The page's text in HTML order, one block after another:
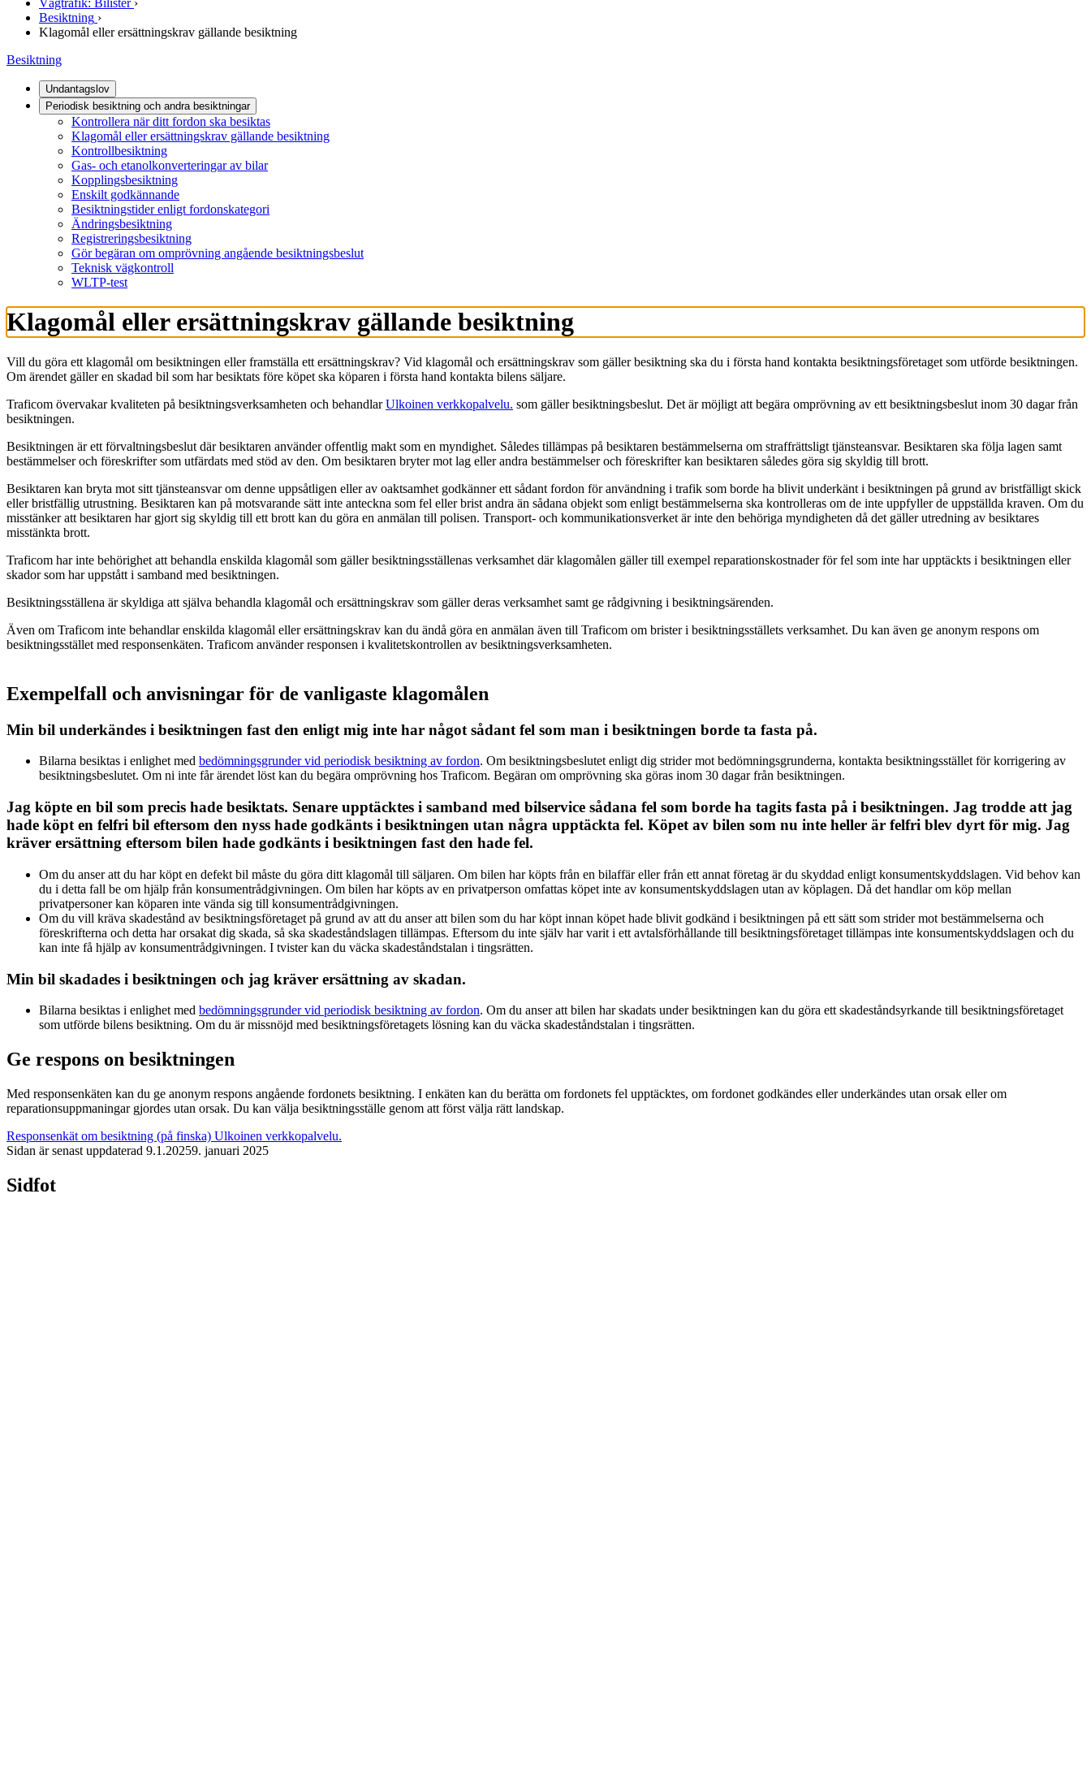
Vägtrafik: Bilister ›
Besiktning ›
Klagomål eller ersättningskrav gällande besiktning
Besiktning
Undantagslov
Periodisk besiktning och andra besiktningar
Kontrollera när ditt fordon ska besiktas
Klagomål eller ersättningskrav gällande besiktning
Kontrollbesiktning
Gas- och etanolkonverteringar av bilar
Kopplingsbesiktning
Enskilt godkännande
Besiktningstider enligt fordonskategori
Ändringsbesiktning
Registreringsbesiktning
Gör begäran om omprövning angående besiktningsbeslut
Teknisk vägkontroll
WLTP-test
Klagomål eller ersättningskrav gällande besiktning
Vill du göra ett klagomål om besiktningen eller framställa ett ersättningskrav? Vid klagomål och ersättningskrav som gäller besiktning ska du i första hand kontakta besiktningsföretaget som utförde besiktningen.
Om ärendet gäller en skadad bil som har besiktats före köpet ska köparen i första hand kontakta bilens säljare.
Traficom övervakar kvaliteten på besiktningsverksamheten och behandlarUlkoinen verkkopalvelu. som gäller besiktningsbeslut. Det är möjligt att begära omprövning av ett besiktningsbeslut inom 30 dagar från
besiktningen.
Besiktningen är ett förvaltningsbeslut där besiktaren använder offentlig makt som en myndighet. Således tillämpas på besiktaren bestämmelserna om straffrättsligt tjänsteansvar. Besiktaren ska följa lagen samt
bestämmelser och föreskrifter som utfärdats med stöd av den. Om besiktaren bryter mot lag eller andra bestämmelser och föreskrifter kan besiktaren således göra sig skyldig till brott.
Besiktaren kan bryta mot sitt tjänsteansvar om denne uppsåtligen eller av oaktsamhet godkänner ett sådant fordon för användning i trafik som borde ha blivit underkänt i besiktningen på grund av bristfälligt skick
eller bristfällig utrustning. Besiktaren kan på motsvarande sätt inte anteckna som fel eller brist andra än sådana objekt som enligt bestämmelserna ska kontrolleras om de inte uppfyller de uppställda kraven. Om du
misstänker att besiktaren har gjort sig skyldig till ett brott kan du göra en anmälan till polisen. Transport- och kommunikationsverket är inte den behöriga myndigheten då det gäller utredning av besiktares
misstänkta brott.
Traficom har inte behörighet att behandla enskilda klagomål som gäller besiktningsställenas verksamhet där klagomålen gäller till exempel reparationskostnader för fel som inte har upptäckts i besiktningen eller
skador som har uppstått i samband med besiktningen.
Besiktningsställena är skyldiga att själva behandla klagomål och ersättningskrav som gäller deras verksamhet samt ge rådgivning i besiktningsärenden.
Även om Traficom inte behandlar enskilda klagomål eller ersättningskrav kan du ändå göra en anmälan även till Traficom om brister i besiktningsställets verksamhet. Du kan även ge anonym respons om
besiktningsstället med responsenkäten. Traficom använder responsen i kvalitetskontrollen av besiktningsverksamheten.
Exempelfall och anvisningar för de vanligaste klagomålen
Min bil underkändes i besiktningen fast den enligt mig inte har något sådant fel som man i besiktningen borde ta fasta på.
Bilarna besiktas i enlighet med bedömningsgrunder vid periodisk besiktning av fordon. Om besiktningsbeslutet enligt dig strider mot bedömningsgrunderna, kontakta besiktningsstället för korrigering av
besiktningsbeslutet. Om ni inte får ärendet löst kan du begära omprövning hos Traficom. Begäran om omprövning ska göras inom 30 dagar från besiktningen.
Jag köpte en bil som precis hade besiktats. Senare upptäcktes i samband med bilservice sådana fel som borde ha tagits fasta på i besiktningen. Jag trodde att jag
hade köpt en felfri bil eftersom den nyss hade godkänts i besiktningen utan några upptäckta fel. Köpet av bilen som nu inte heller är felfri blev dyrt för mig. Jag
kräver ersättning eftersom bilen hade godkänts i besiktningen fast den hade fel.
Om du anser att du har köpt en defekt bil måste du göra ditt klagomål till säljaren. Om bilen har köpts från en bilaffär eller från ett annat företag är du skyddad enligt konsumentskyddslagen. Vid behov kan
du i detta fall be om hjälp från konsumentrådgivningen. Om bilen har köpts av en privatperson omfattas köpet inte av konsumentskyddslagen utan av köplagen. Då det handlar om köp mellan
privatpersoner kan köparen inte vända sig till konsumentrådgivningen.
Om du vill kräva skadestånd av besiktningsföretaget på grund av att du anser att bilen som du har köpt innan köpet hade blivit godkänd i besiktningen på ett sätt som strider mot bestämmelserna och
föreskrifterna och detta har orsakat dig skada, så ska skadeståndslagen tillämpas. Eftersom du inte själv har varit i ett avtalsförhållande till besiktningsföretaget tillämpas inte konsumentskyddslagen och du
kan inte få hjälp av konsumentrådgivningen. I tvister kan du väcka skadeståndstalan i tingsrätten.
Min bil skadades i besiktningen och jag kräver ersättning av skadan.
Bilarna besiktas i enlighet med bedömningsgrunder vid periodisk besiktning av fordon. Om du anser att bilen har skadats under besiktningen kan du göra ett skadeståndsyrkande till besiktningsföretaget
som utförde bilens besiktning. Om du är missnöjd med besiktningsföretagets lösning kan du väcka skadeståndstalan i tingsrätten.
Ge respons on besiktningen
Med responsenkäten kan du ge anonym respons angående fordonets besiktning. I enkäten kan du berätta om fordonets fel upptäcktes, om fordonet godkändes eller underkändes utan orsak eller om
reparationsuppmaningar gjordes utan orsak. Du kan välja besiktningsställe genom att först välja rätt landskap.
Responsenkät om besiktning (på finska) Ulkoinen verkkopalvelu.
Sidan är senast uppdaterad 9.1.20259. januari 2025
Sidfot